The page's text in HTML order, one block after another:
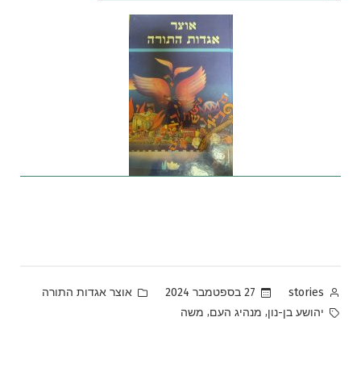
Posted
by
stories 27 בספטמבר 2024
Posted
אוצר אגדות התורה
Tags:
יהושע בן-נון, מנהיג העם, משה